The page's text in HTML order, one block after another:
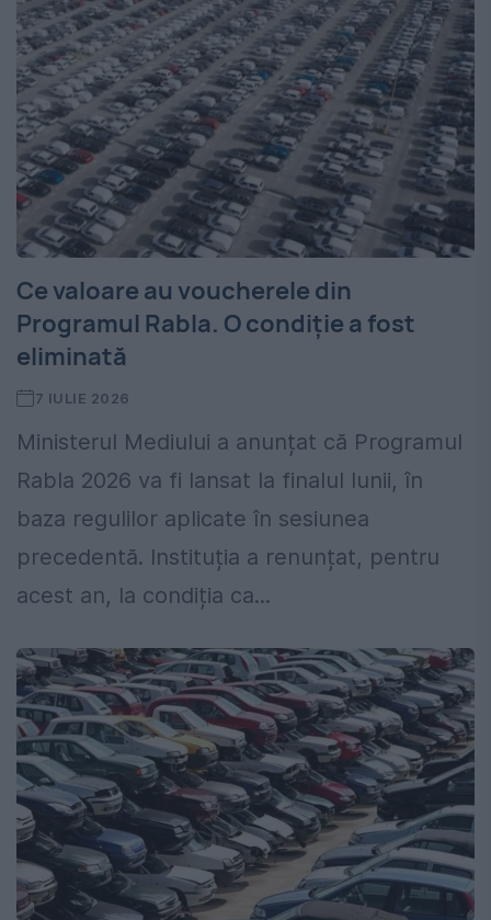
Ce valoare au voucherele din
Programul Rabla. O condiție a fost
eliminată
7 IULIE 2026
Ministerul Mediului a anunțat că Programul
Rabla 2026 va fi lansat la finalul lunii, în
baza regulilor aplicate în sesiunea
precedentă. Instituția a renunțat, pentru
acest an, la condiția ca...